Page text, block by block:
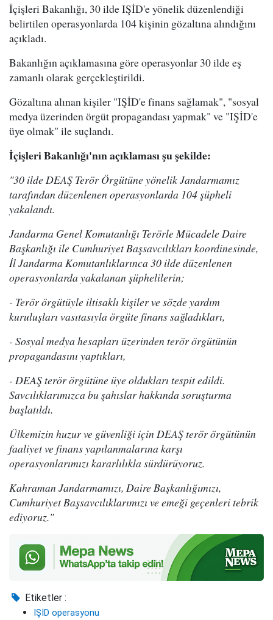
İçişleri Bakanlığı, 30 ilde IŞİD'e yönelik düzenlendiği
belirtilen operasyonlarda 104 kişinin gözaltına alındığını
açıkladı.
Bakanlığın açıklamasına göre operasyonlar 30 ilde eş
zamanlı olarak gerçekleştirildi.
Gözaltına alınan kişiler "IŞİD'e finans sağlamak", "sosyal
medya üzerinden örgüt propagandası yapmak" ve "IŞİD'e
üye olmak" ile suçlandı.
İçişleri Bakanlığı'nın açıklaması şu şekilde:
"30 ilde DEAŞ Terör Örgütüne yönelik Jandarmamız
tarafından düzenlenen operasyonlarda 104 şüpheli
yakalandı.
Jandarma Genel Komutanlığı Terörle Mücadele Daire
Başkanlığı ile Cumhuriyet Başsavcılıkları koordinesinde,
İl Jandarma Komutanlıklarınca 30 ilde düzenlenen
operasyonlarda yakalanan şüphelilerin;
- Terör örgütüyle iltisaklı kişiler ve sözde yardım
kuruluşları vasıtasıyla örgüte finans sağladıkları,
- Sosyal medya hesapları üzerinden terör örgütünün
propagandasını yaptıkları,
- DEAŞ terör örgütüne üye oldukları tespit edildi.
Savcılıklarımızca bu şahıslar hakkında soruşturma
başlatıldı.
Ülkemizin huzur ve güvenliği için DEAŞ terör örgütünün
faaliyet ve finans yapılanmalarına karşı
operasyonlarımızı kararlılıkla sürdürüyoruz.
Kahraman Jandarmamızı, Daire Başkanlığımızı,
Cumhuriyet Başsavcılıklarımızı ve emeği geçenleri tebrik
ediyoruz."
Etiketler :
IŞİD operasyonu